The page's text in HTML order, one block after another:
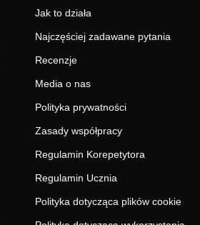
Jak to działa
Najczęściej zadawane pytania
Recenzje
Media o nas
Polityka prywatności
Zasady współpracy
Regulamin Korepetytora
Regulamin Ucznia
Polityka dotycząca plików cookie